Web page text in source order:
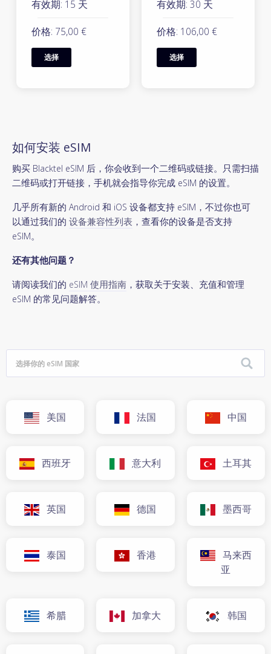
有效期: 15 天
价格: 75,00 €
选择
有效期: 30 天
价格: 106,00 €
选择
如何安装 eSIM
购买 Blacktel eSIM 后，你会收到一个二维码或链接。只需扫描
二维码或打开链接，手机就会指导你完成 eSIM 的设置。
几乎所有新的 Android 和 iOS 设备都支持 eSIM，不过你也可
以通过我们的 设备兼容性列表 ，查看你的设备是否支持
eSIM。
还有其他问题？
请阅读我们的 eSIM 使用指南 ，获取关于安装、充值和管理
eSIM 的常见问题解答。
美国 法国 中国
西班牙 意大利 土耳其
英国 德国 墨西哥
泰国 香港
马来西
亚
希腊 加拿大 韩国